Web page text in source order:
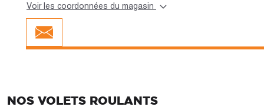
Voir les coordonnées du magasin
NOS VOLETS ROULANTS